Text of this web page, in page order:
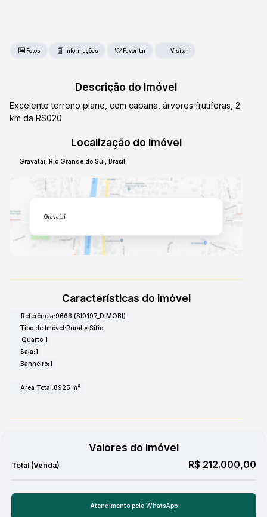
Fotos Favoritar
Descrição do Imóvel
Excelente terreno plano, com cabana, árvores frutíferas, 2
km da RS020
Localização do Imóvel
Gravataí,Rio Grande do Sul,Brasil
Gravataí
Características do Imóvel
Referência:9663 (SI0197_DIMOBI)
Tipo de Imóvel:Rural » Sítio
Quarto:1
Sala:1
Banheiro:1
Área Total:8925 m²
Valores do Imóvel
R$ 212.000,00